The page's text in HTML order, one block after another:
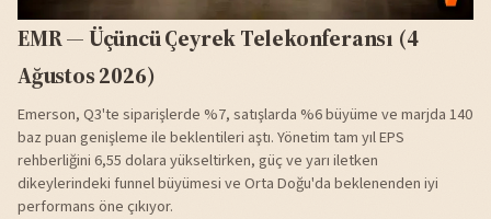
EMR — Üçüncü Çeyrek Telekonferansı (4
Ağustos 2026)
Emerson, Q3'te siparişlerde %7, satışlarda %6 büyüme ve marjda 140
baz puan genişleme ile beklentileri aştı. Yönetim tam yıl EPS
rehberliğini 6,55 dolara yükseltirken, güç ve yarı iletken
dikeylerindeki funnel büyümesi ve Orta Doğu'da beklenenden iyi
performans öne çıkıyor.